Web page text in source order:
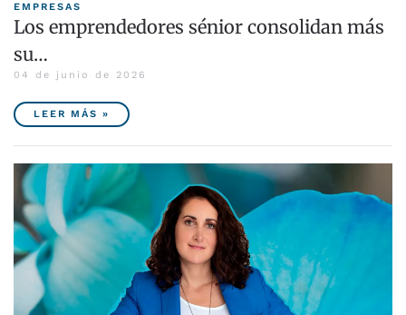
EMPRESAS
Los emprendedores sénior consolidan más
su…
04 de junio de 2026
LEER MÁS »